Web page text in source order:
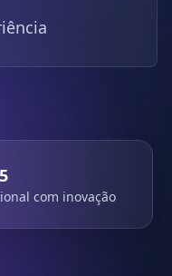
com inovação